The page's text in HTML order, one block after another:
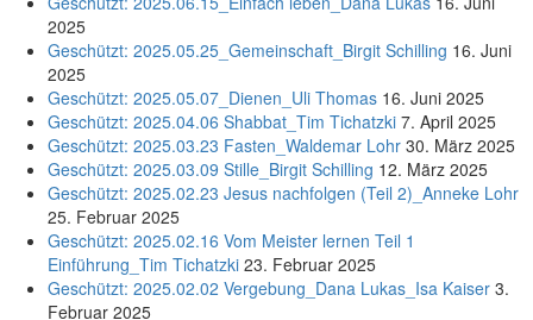
2025
Geschützt: 2025.05.25_Gemeinschaft_Birgit Schilling 16. Juni
2025
Geschützt: 2025.05.07_Dienen_Uli Thomas 16. Juni 2025
Geschützt: 2025.04.06 Shabbat_Tim Tichatzki 7. April 2025
Geschützt: 2025.03.23 Fasten_Waldemar Lohr 30. März 2025
Geschützt: 2025.03.09 Stille_Birgit Schilling 12. März 2025
Geschützt: 2025.02.23 Jesus nachfolgen (Teil 2)_Anneke Lohr
25. Februar 2025
Geschützt: 2025.02.16 Vom Meister lernen Teil 1
Einführung_Tim Tichatzki 23. Februar 2025
Geschützt: 2025.02.02 Vergebung_Dana Lukas_Isa Kaiser 3.
Februar 2025